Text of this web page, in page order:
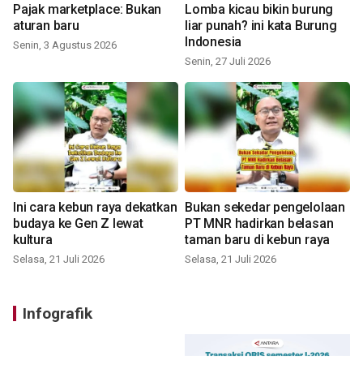
Pajak marketplace: Bukan
aturan baru
Senin, 3 Agustus 2026
Lomba kicau bikin burung
liar punah? ini kata Burung
Indonesia
Senin, 27 Juli 2026
Ini cara kebun raya dekatkan
budaya ke Gen Z lewat
kultura
Selasa, 21 Juli 2026
Bukan sekedar pengelolaan
PT MNR hadirkan belasan
taman baru di kebun raya
Selasa, 21 Juli 2026
Infografik